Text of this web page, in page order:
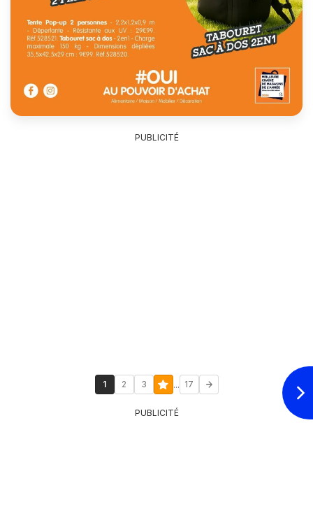
PUBLICITÉ
1 2 3 ... 17
PUBLICITÉ